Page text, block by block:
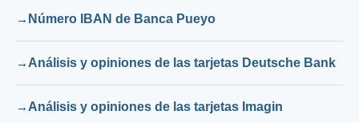
Número IBAN de Banca Pueyo
Análisis y opiniones de las tarjetas Deutsche Bank
Análisis y opiniones de las tarjetas Imagin